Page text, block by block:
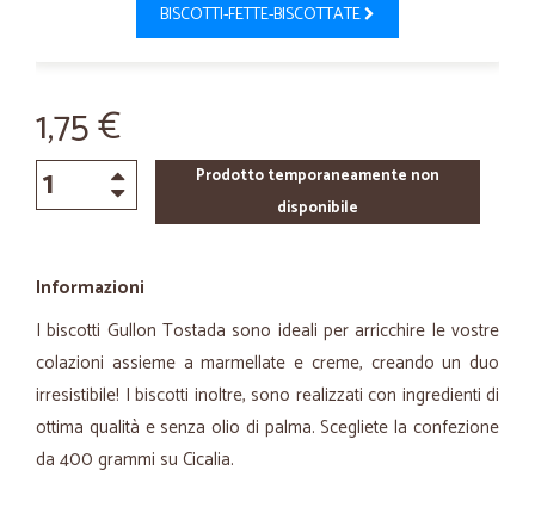
BISCOTTI-FETTE-BISCOTTATE
1,75 €
Prodotto temporaneamente non
disponibile
Informazioni
I biscotti Gullon Tostada sono ideali per arricchire le vostre
colazioni assieme a marmellate e creme, creando un duo
irresistibile! I biscotti inoltre, sono realizzati con ingredienti di
ottima qualità e senza olio di palma. Scegliete la confezione
da 400 grammi su Cicalia.